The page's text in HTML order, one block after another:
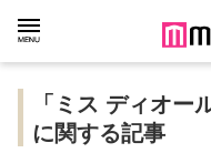
「ミス ディオー
に関する記事